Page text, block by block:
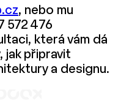
, nebo mu
572 476
která vám dá
jak připravit
a designu.